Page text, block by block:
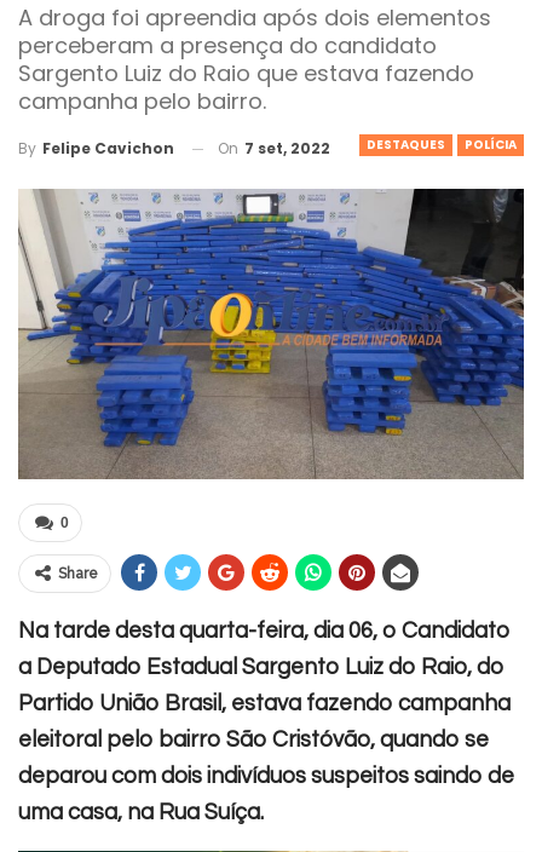
A droga foi apreendia após dois elementos
perceberam a presença do candidato
Sargento Luiz do Raio que estava fazendo
campanha pelo bairro.
DESTAQUES POLÍCIA
By Felipe Cavichon On 7 set, 2022
0
Share
Na tarde desta quarta-feira, dia 06, o Candidato
a Deputado Estadual Sargento Luiz do Raio, do
Partido União Brasil, estava fazendo campanha
eleitoral pelo bairro São Cristóvão, quando se
deparou com dois indivíduos suspeitos saindo de
uma casa, na Rua Suíça.